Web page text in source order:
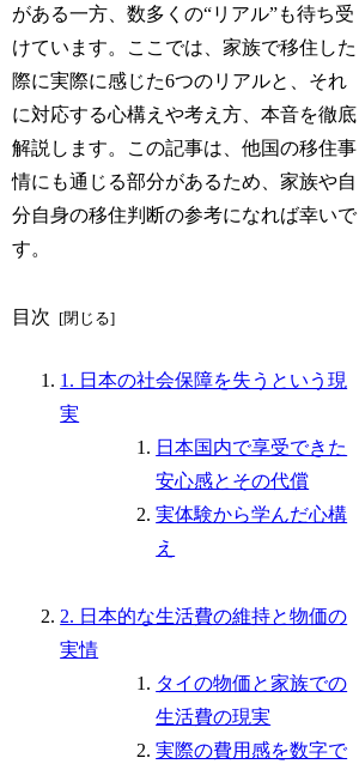
がある一方、数多くの“リアル”も待ち受
けています。ここでは、家族で移住した
際に実際に感じた6つのリアルと、それ
に対応する心構えや考え方、本音を徹底
解説します。この記事は、他国の移住事
情にも通じる部分があるため、家族や自
分自身の移住判断の参考になれば幸いで
す。
目次
1. 日本の社会保障を失うという現
実
日本国内で享受できた
安心感とその代償
実体験から学んだ心構
え
2. 日本的な生活費の維持と物価の
実情
タイの物価と家族での
生活費の現実
実際の費用感を数字で